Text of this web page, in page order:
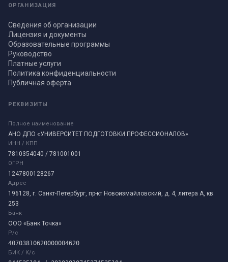
ОРГАНИЗАЦИЯ
Сведения об организации
Лицензия и документы
Образовательные программы
Руководство
Платные услуги
Политика конфиденциальности
Публичная оферта
РЕКВИЗИТЫ
Полное наименование
АНО ДПО «УНИВЕРСИТЕТ ПОДГОТОВКИ ПРОФЕССИОНАЛОВ»
ИНН / КПП
7810354040 / 781001001
ОГРН
1247800128267
Адрес
196128, г. Санкт-Петербург, пр-кт Новоизмайловский, д. 4, литера А, кв.
253
Банк
ООО «Банк Точка»
Р/с
40703810620000004620
БИК / К/с